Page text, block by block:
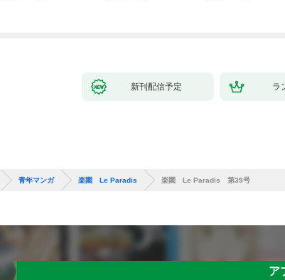
新刊配信予定 ラ
青年マンガ 楽園 Le Paradis 楽園 Le Paradis 第39号
ア